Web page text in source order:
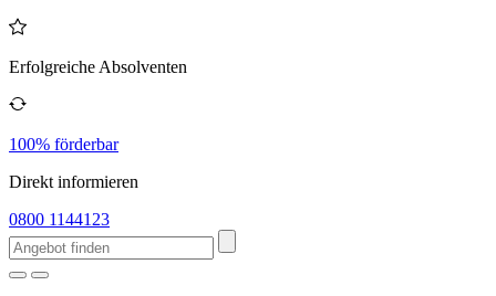
Erfolgreiche Absolventen
100% förderbar
Direkt informieren
0800 1144123